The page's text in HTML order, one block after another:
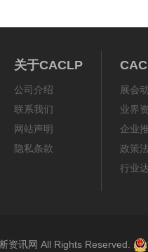
关于CACLP
公司介绍
联系我们
网站声明
隐私条款
展会
业界
企业
政策
行业
资讯网 All Rights Reserved.